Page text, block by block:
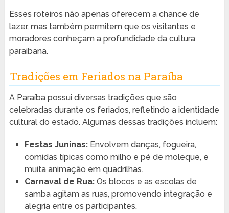
Esses roteiros não apenas oferecem a chance de
lazer, mas também permitem que os visitantes e
moradores conheçam a profundidade da cultura
paraibana.
Tradições em Feriados na Paraíba
A Paraíba possui diversas tradições que são
celebradas durante os feriados, refletindo a identidade
cultural do estado. Algumas dessas tradições incluem:
Festas Juninas:Envolvem danças, fogueira,
comidas típicas como milho e pé de moleque, e
muita animação em quadrilhas.
Carnaval de Rua:Os blocos e as escolas de
samba agitam as ruas, promovendo integração e
alegria entre os participantes.